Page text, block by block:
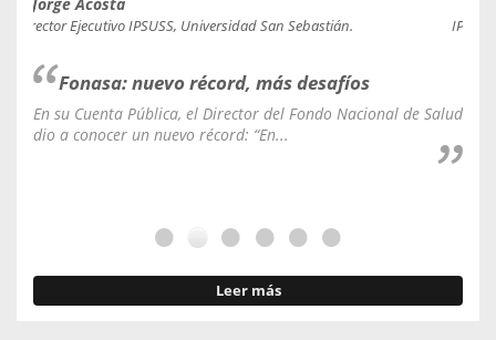
Director Ejecutivo IPSUSS, Universidad San Sebastián.
Fonasa: nuevo récord, más desafíos
En su Cuenta Pública, el Director del Fondo Nacional de Salud
dio a conocer un nuevo récord: “En...
Leer más